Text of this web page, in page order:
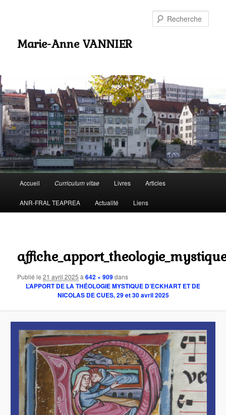
Marie-Anne VANNIER
principal
Aller
au
principal
Accueil Curriculum vitae Livres Articles
ANR-FRAL TEAPREA Actualité Liens
images
Publié le21 avril 2025 à642 × 909dans
L’APPORT DE LA THÉOLOGIE MYSTIQUE D’ECKHART ET DE
NICOLAS DE CUES, 29 et 30 avril 2025